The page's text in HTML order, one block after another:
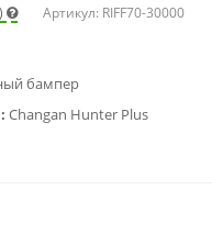
Артикул: RIFF70-30000
бампер
Changan Hunter Plus